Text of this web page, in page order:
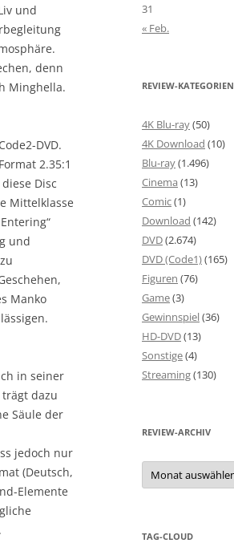
und
denn
Minghella.
DVD.
2.35:1
Disc
Mittelklasse
und
Manko
in seiner
dazu
Säule der
jedoch nur
(Deutsch,
Elemente
31
« Feb.
REVIEW-KATEGORIEN
4K Blu-ray(50)
4K Download (10)
Blu-ray(1.496)
Cinema (13)
Comic(1)
Download (142)
DVD(2.674)
DVD (Code1)(165)
Figuren (76)
Game(3)
Gewinnspiel(36)
HD-DVD(13)
Sonstige(4)
Streaming(130)
REVIEW-ARCHIV
Review-
Archiv
TAG-CLOUD